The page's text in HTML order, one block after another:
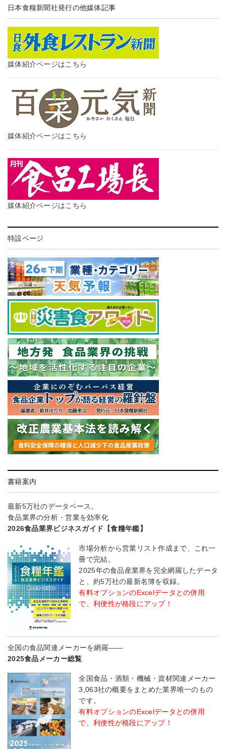
日本食糧新聞社発行の他媒体記事
媒体紹介ページはこちら
媒体紹介ページはこちら
媒体紹介ページはこちら
特設ページ
書籍案内
最新5万社のデータベース。
食品業界の分析・営業を効率化
2026食品業界ビジネスガイド【食糧年鑑】
市場分析から営業リスト作成まで、これ一
冊で完結。
2025年の食品産業界を完全網羅したデータ
と、約5万社の最新名簿を収録。
有料オプションのExcelデータとの併用
で、利便性が格段にアップ！
全国の食品関連メーカーを網羅――
2025食品メーカー総覧
全国食品・酒類・機械・資材関連メーカー
3,063社の概要をまとめた業界唯一のもの
です。
有料オプションのExcelデータとの併用
で、利便性が格段にアップ！